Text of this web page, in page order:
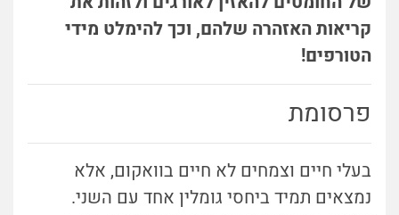
קריאות האזהרה שלהם, וכך להימלט מידי
הטורפים!
פרסומת
בעלי חיים וצמחים לא חיים בוואקום, אלא
נמצאים תמיד ביחסי גומלין אחד עם השני.